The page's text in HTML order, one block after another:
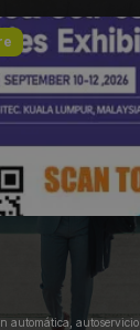
automática, autoservicio